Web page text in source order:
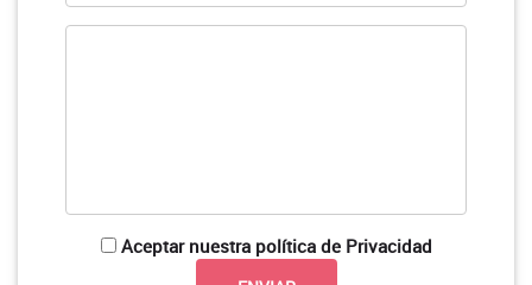
Aceptar nuestra política de Privacidad